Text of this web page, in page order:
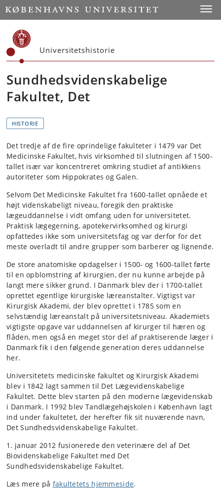
Start
Universitetshistorie
Sundhedsvidenskabelige
Fakultet, Det
HISTORIE
Det tredje af de fire oprindelige fakulteter i 1479 var Det
Medicinske Fakultet, hvis virksomhed til slutningen af 1500-
tallet især var koncentreret omkring studiet af antikkens
autoriteter som Hippokrates og Galen.
Selvom Det Medicinske Fakultet fra 1600-tallet opnåede et
højt videnskabeligt niveau, foregik den praktiske
lægeuddannelse i vidt omfang uden for universitetet.
Praktisk lægegerning, apotekervirksomhed og kirurgi
opfattedes ikke som universitetsfag og var derfor for det
meste overladt til andre grupper som barberer og lignende.
De store anatomiske opdagelser i 1500- og 1600-tallet førte
til en opblomstring af kirurgien, der nu kunne arbejde på
langt mere sikker grund. I Danmark blev der i 1700-tallet
oprettet egentlige kirurgiske læreanstalter. Vigtigst var
Kirurgisk Akademi, der blev oprettet i 1785 som en
selvstændig læreanstalt på universitetsniveau. Akademiets
vigtigste opgave var uddannelsen af kirurger til hæren og
flåden, men også en meget stor del af praktiserende læger i
Danmark fik i den følgende generation deres uddannelse
her.
Universitetets medicinske fakultet og Kirurgisk Akademi
blev i 1842 lagt sammen til Det Lægevidenskabelige
Fakultet. Dette blev starten på den moderne lægevidenskab
i Danmark. I 1992 blev Tandlægehøjskolen i København lagt
ind under fakultetet, der herefter fik sit nuværende navn,
Det Sundhedsvidenskabelige Fakultet.
1. januar 2012 fusionerede den veterinære del af Det
Biovidenskabelige Fakultet med Det
Sundhedsvidenskabelige Fakultet.
Læs mere på fakultetets hjemmeside.